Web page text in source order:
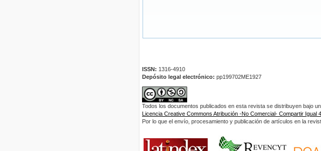
ISSN: 1316-4910
Depósito legal electrónico: pp199702ME1927
Todos los documentos publicados en esta revista se distribuyen bajo
Licencia Creative Commons Atribución -No Comercial- Compartir Igual
Por lo que el envío, procesamiento y publicación de artículos en la